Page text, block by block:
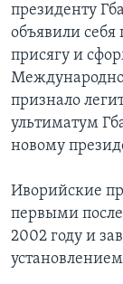
президенту
объявили
присягу и
признало
ультиматум
новому
Иворийские
первыми
2002 году и